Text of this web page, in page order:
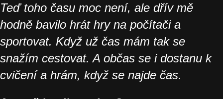
Teď toho času moc není, ale dřív mě
hodně bavilo hrát hry na počítači a
sportovat. Když už čas mám tak se
snažím cestovat. A občas se i dostanu k
cvičení a hrám, když se najde čas.